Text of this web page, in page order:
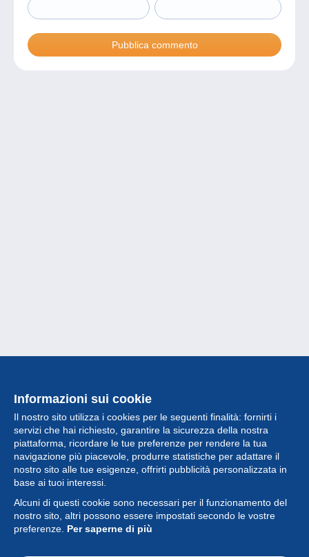
Informazioni sui cookie
Il nostro sito utilizza i cookies per le seguenti finalità: fornirti i
servizi che hai richiesto, garantire la sicurezza della nostra
piattaforma, ricordare le tue preferenze per rendere la tua
navigazione più piacevole, produrre statistiche per adattare il
nostro sito alle tue esigenze, offrirti pubblicità personalizzata in
base ai tuoi interessi.
Alcuni di questi cookie sono necessari per il funzionamento del
nostro sito, altri possono essere impostati secondo le vostre
preferenze. Per saperne di più
Collezione
Novità
Funzione